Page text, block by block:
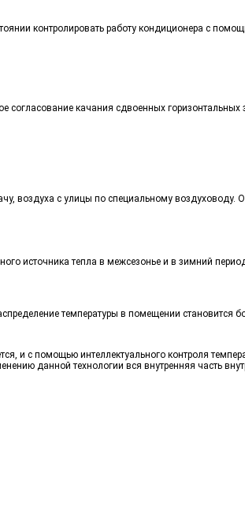
контролировать работу кондиционера с
согласование качания сдвоенных
воздуха с улицы по специальному воздуховоду.
источника тепла в межсезонье и в зимний
температуры в помещении становится
и с помощью интеллектуального контроля
данной технологии вся внутренняя часть